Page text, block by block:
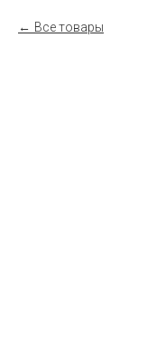
Все товары